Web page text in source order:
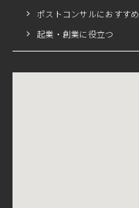
ポストコンサルにおすすめ
起業・創業に役立つ